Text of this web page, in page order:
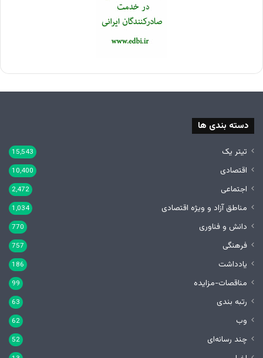
دسته بندی ها
تیتر یک 15,543
اقتصادی 10,400
اجتماعی 2,472
مناطق آزاد و ویژه اقتصادی 1,034
دانش و فناوری 770
فرهنگی 757
یادداشت 186
مناقصات-مزایده 99
رتبه بندی 63
وب 62
چند رسانه‌ای 52